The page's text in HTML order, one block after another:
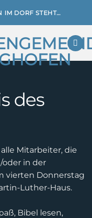
IM DORF STEHT…
des
Mitarbeiter, die
oder in der
vierten Donnerstag
Luther-Haus.
Bibel lesen,